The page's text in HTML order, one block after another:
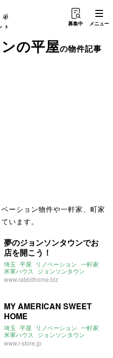
募集中 メニュー
の平屋の物件記事
ーション物件や一軒家、町家
います。
夢のジョンソンタウンでお
店を開こう！
埼玉 平屋 リノベーション 一軒家
米軍ハウス
ジョンソンタウン
入間 入間市駅 米軍
事務所付き住宅
www.rabbithome.biz
MY AMERICAN SWEET
HOME
埼玉 平屋 リノベーション 一軒家
米軍ハウス
ジョンソンタウン
2016年8月のおすすめ
平屋のおすすめ
www.r-store.jp